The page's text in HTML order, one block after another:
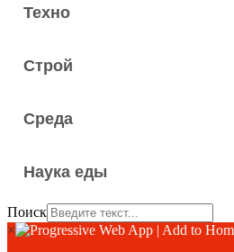
Техно
Строй
Среда
Наука еды
Поиск
×